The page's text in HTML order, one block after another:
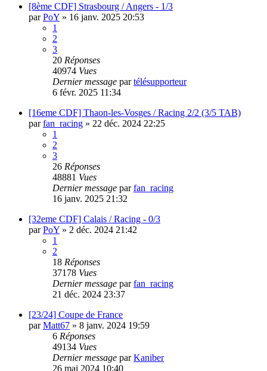
[8ème CDF] Strasbourg / Angers - 1/3
parPoY » 16 janv. 2025 20:53
1
2
3
20 Réponses
40974 Vues
Dernier message partélésupporteur
6 févr. 2025 11:34
[16eme CDF] Thaon-les-Vosges / Racing 2/2 (3/5 TAB)
parfan_racing » 22 déc. 2024 22:25
1
2
3
26 Réponses
48881 Vues
Dernier message parfan_racing
16 janv. 2025 21:32
[32eme CDF] Calais / Racing - 0/3
parPoY » 2 déc. 2024 21:42
1
2
18 Réponses
37178 Vues
Dernier message parfan_racing
21 déc. 2024 23:37
[23/24] Coupe de France
parMatt67 » 8 janv. 2024 19:59
6 Réponses
49134 Vues
Dernier message parKaniber
26 mai 2024 10:40